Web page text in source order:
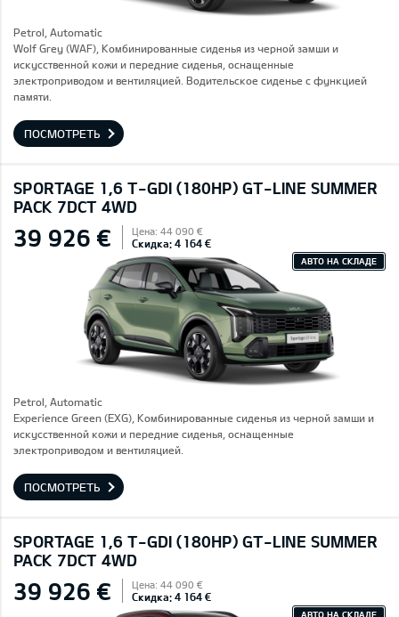
Petrol, Automatic
Wolf Grey (WAF), Комбинированные сиденья из черной замши и
искусственной кожи и передние сиденья, оснащенные
электроприводом и вентиляцией. Водительское сиденье с функцией
памяти.
ПОСМОТРЕТЬ
SPORTAGE 1,6 T-GDI (180HP) GT-LINE SUMMER
PACK 7DCT 4WD
39 926 € Цена: 44 090 €
Скидка: 4 164 €
АВТО НА СКЛАДЕ
Petrol, Automatic
Experience Green (EXG), Комбинированные сиденья из черной замши и
искусственной кожи и передние сиденья, оснащенные
электроприводом и вентиляцией.
ПОСМОТРЕТЬ
SPORTAGE 1,6 T-GDI (180HP) GT-LINE SUMMER
PACK 7DCT 4WD
39 926 € Цена: 44 090 €
Скидка: 4 164 €
АВТО НА СКЛАДЕ